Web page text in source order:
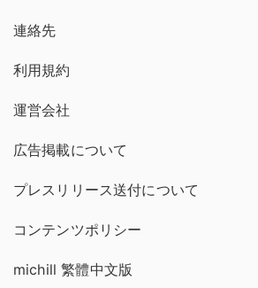
連絡先
利用規約
運営会社
広告掲載について
プレスリリース送付について
コンテンツポリシー
michill 繁體中文版